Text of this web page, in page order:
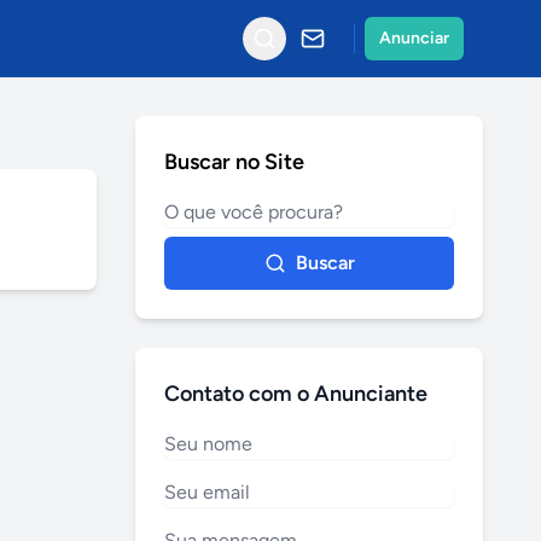
Anunciar
Buscar no Site
Buscar
Contato com o Anunciante